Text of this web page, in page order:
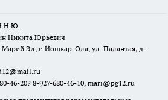
Н.Ю.
Никита Юрьевич
Марий Эл, г. Йошкар-Ола, ул. Палантая, д.
46-20? 8-927-680-46-10, mari@pg12.ru